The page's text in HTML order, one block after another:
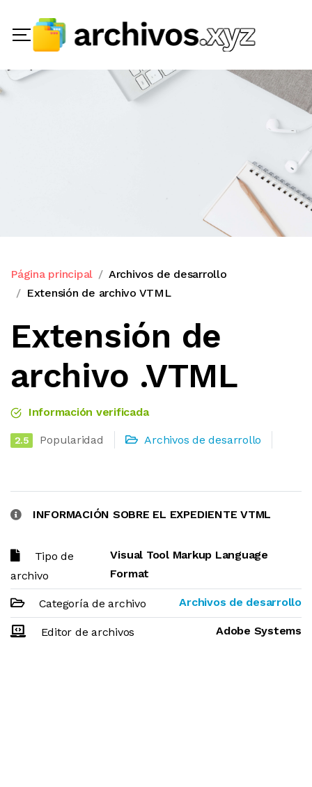
Página principal
Archivos de desarrollo
Extensión de archivo VTML
Extensión de
archivo .VTML
Información verificada
2.5 Popularidad Archivos de desarrollo
INFORMACIÓN SOBRE EL EXPEDIENTE VTML
Tipo de
archivo
Visual Tool Markup Language
Format
Categoría de archivo Archivos de desarrollo
Editor de archivos Adobe Systems